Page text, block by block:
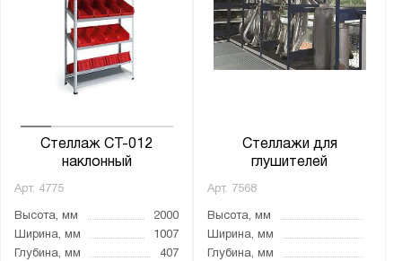
Стеллаж СТ-012
наклонный
Арт. 4775
Высота, мм
2000
Ширина, мм
1007
Глубина, мм
407
Стеллажи для
глушителей
Арт. 7568
Высота, мм
Ширина, мм
Глубина, мм
сетчатая стенка
сетчатые двери
сплошная стенка
сплошные двери
Материал:
Пластик